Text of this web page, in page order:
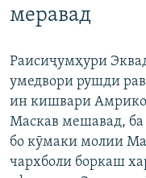
феҳристи
Ҷаҳиш
ҷустор
ҚАЗИЯИ "КРОКУС"
ОСИЁИ МАРКАЗӢ
ФАРҲАНГ
МЕҲМОНИ ОЗОДӢ
ВАРЗИШ
ТАҲҚИҚОТ
ҶАНГ ДАР УКРАИНА
НАЗАРИ МАРДУМ
БЛОГИСТОН
ОЗОДӢ ОНЛАЙН
ЧАНДРАСОНАӢ
ВИДЕО
НИГОРИСТОН
РӮЙХАТҲО
КИТОБҲОИ ОЗОДӢ
меравад
Раисиҷумҳури
умедвори рушди
ин кишвари
Маскав мешавад, ба
бо кӯмаки молии
чархболи боркаш